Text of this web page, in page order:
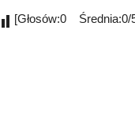
[Głosów:0 Średnia:0/